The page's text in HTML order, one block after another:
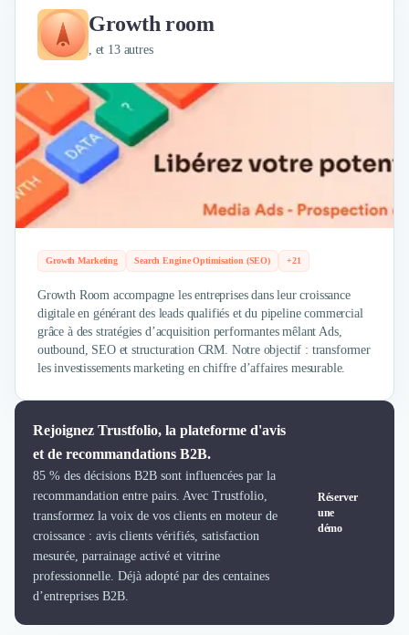
Externalisation Administrative
Direction Financière Externalisée (DAF)
Transactions Services
Droit Commercial
Droit du Travail
Propriété Intellectuelle (IP/IT)
Banque
Gestion de trésorerie
Recouvrement
Financement de matériel ou équipement
Due Diligence
Solutions de Paiement
Fiscalité
UX & UI Design
Développement Web
Internet of Things (IoT)
Design Industriel
Packaging & Emballages
Support Client
Téléphonie & Télécommunication
Chatbot
Maintenance et Infogérance
BI, Analytics & Big Data
Graphisme & Illustration
Recherche Utilisateur
Design Thinking
Growth room
, et 13 autres
Growth Marketing Search Engine Optimisation (SEO) +21
Growth Room accompagne les entreprises dans leur croissance
digitale en générant des leads qualifiés et du pipeline commercial
grâce à des stratégies d’acquisition performantes mêlant Ads,
outbound, SEO et structuration CRM. Notre objectif : transformer
les investissements marketing en chiffre d’affaires mesurable.
Rejoignez Trustfolio, la plateforme d'avis
et de recommandations B2B.
85 % des décisions B2B sont influencées par la
recommandation entre pairs. Avec Trustfolio,
transformez la voix de vos clients en moteur de
croissance : avis clients vérifiés, satisfaction
mesurée, parrainage activé et vitrine
professionnelle. Déjà adopté par des centaines
d’entreprises B2B.
Réserver
une
démo